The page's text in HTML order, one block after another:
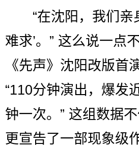
“在沈阳，我们亲
难求’。” 这么说一点
《先声》沈阳改版首
“110分钟演出，爆发
钟一次。” 这组数据
更宣告了一部现象级